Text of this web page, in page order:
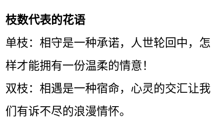
枝数代表的花语
单枝：相守是一种承诺，人世轮回中，怎
样才能拥有一份温柔的情意！
双枝：相遇是一种宿命，心灵的交汇让我
们有诉不尽的浪漫情怀。